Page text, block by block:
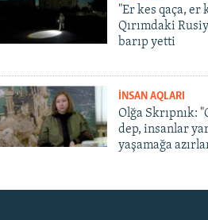
"Er kes qaça, er
Qırımdaki
barıp yetti
İNSAN AQLARI
Olğa Skrıpnık:
dep, insanlar
yaşamağa